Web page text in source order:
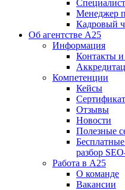
Менеджер
Кадровый
Об агентстве А25
Информация
Контакты
Компетенции
Кейсы
Отзывы
Новости
Полезные
разбор
Работа в А25
О команде
Вакансии